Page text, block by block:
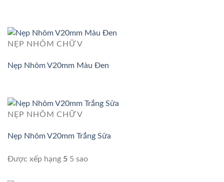
NẸP NHÔM CHỮ V
Nẹp Nhôm V20mm Màu Đen
NẸP NHÔM CHỮ V
Nẹp Nhôm V20mm Trắng Sữa
Được xếp hạng 5 5 sao